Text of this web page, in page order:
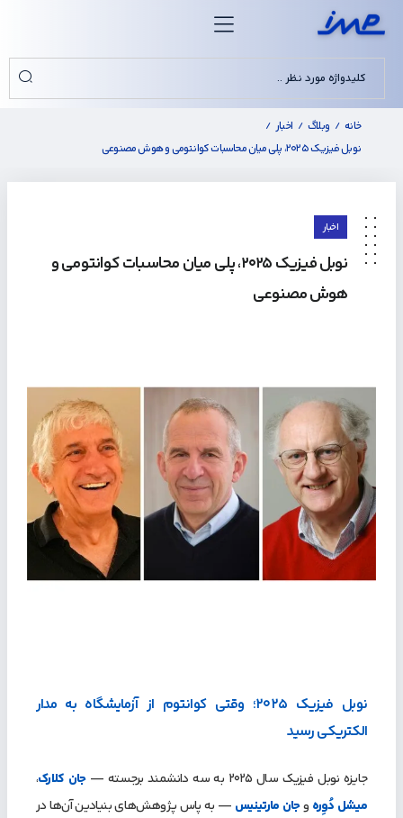
خانه / وبلاگ / اخبار /
نوبل فیزیک ۲۰۲۵، پلی میان محاسبات کوانتومی و هوش مصنوعی
اخبار
نوبل فیزیک ۲۰۲۵، پلی میان محاسبات کوانتومی و
هوش مصنوعی
نوبل فیزیک ۲۰۲۵؛ وقتی کوانتوم از آزمایشگاه به مدار
الکتریکی رسید
جایزه نوبل فیزیک سال ۲۰۲۵ به سه دانشمند برجسته — جان کلارک،
میشل دُوِره وجان مارتینیس — به پاس پژوهش‌های بنیادین آن‌ها در